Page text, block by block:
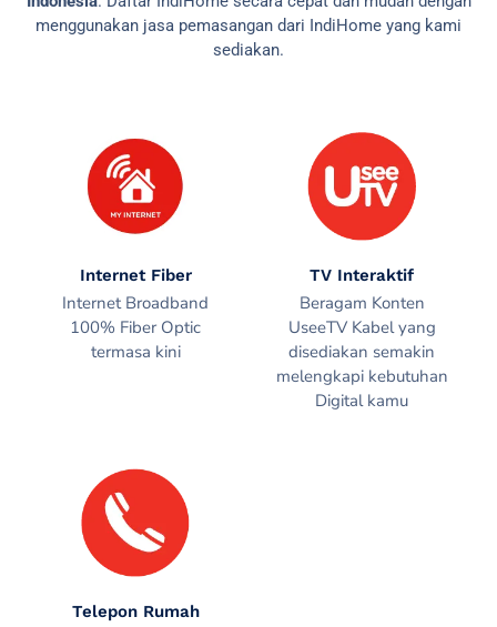
menggunakan jasa pemasangan dari IndiHome yang kami
sediakan.
Internet Fiber
Internet Broadband
100% Fiber Optic
termasa kini
TV Interaktif
Beragam Konten
UseeTV Kabel yang
disediakan semakin
melengkapi kebutuhan
Digital kamu
Telepon Rumah